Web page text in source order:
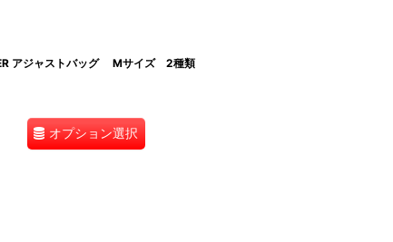
アジャストバッグ Mサイズ 2種類
オプション選択